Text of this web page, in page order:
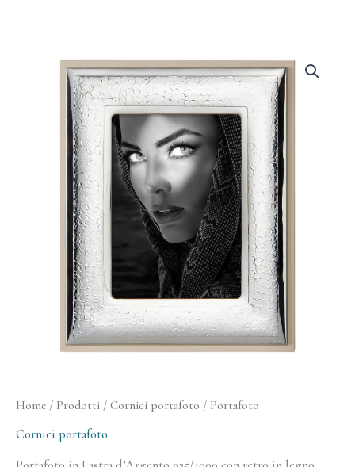
Home / Prodotti / Cornici portafoto / Portafoto
Cornici portafoto